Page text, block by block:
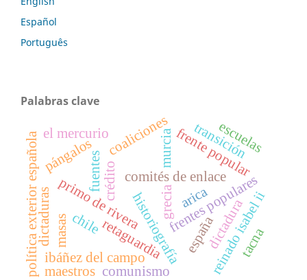
Español
Português
Palabras clave
frentes populares
comités de enlace
murcia
retaguardia
historiografía
fuentes
dictadura
españa
primo de rivera
chile
ibáñez del campo
dictaduras
pángalos
grecia
comunismo
coalicionesfrente popular
masas reinado isabel ii
política exterior española transición
el mercurio
crédito
escuelas
maestros
arica
tacna